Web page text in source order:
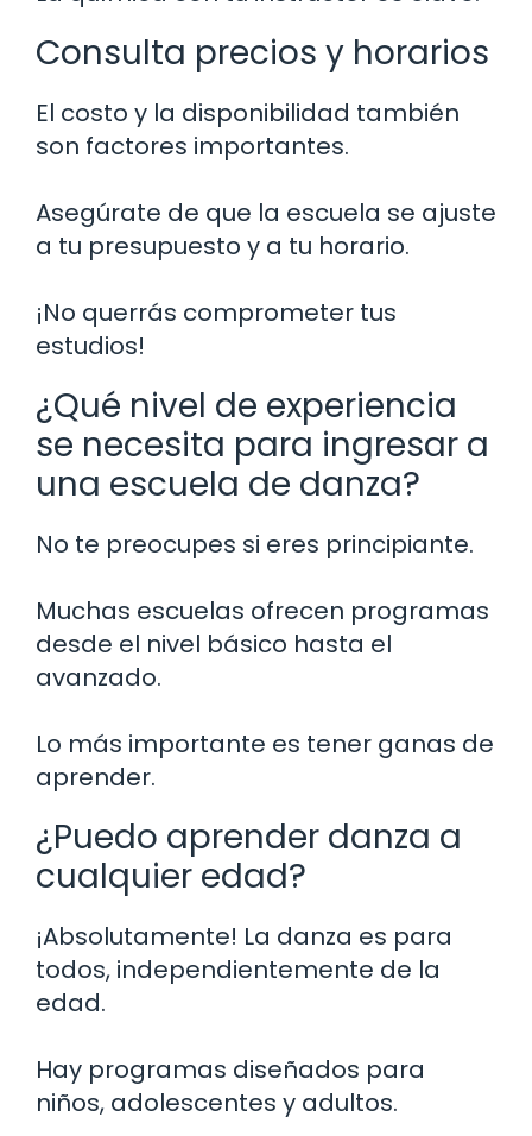
Consulta precios y horarios
El costo y la disponibilidad también
son factores importantes.
Asegúrate de que la escuela se ajuste
a tu presupuesto y a tu horario.
¡No querrás comprometer tus
estudios!
¿Qué nivel de experiencia
se necesita para ingresar a
una escuela de danza?
No te preocupes si eres principiante.
Muchas escuelas ofrecen programas
desde el nivel básico hasta el
avanzado.
Lo más importante es tener ganas de
aprender.
¿Puedo aprender danza a
cualquier edad?
¡Absolutamente! La danza es para
todos, independientemente de la
edad.
Hay programas diseñados para
niños, adolescentes y adultos.